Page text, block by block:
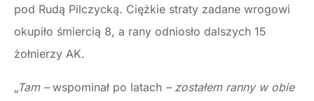
pod Rudą Pilczycką. Ciężkie straty zadane wrogowi
okupiło śmiercią 8, a rany odniosło dalszych 15
żołnierzy AK.
„Tam –wspominał po latach – zostałem ranny w obie